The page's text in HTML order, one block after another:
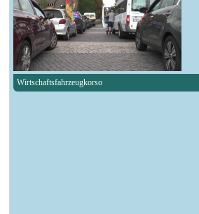
Wirtschaftsfahrzeugkorso